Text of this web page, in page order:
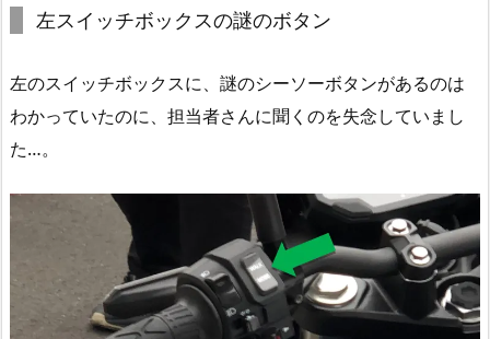
左スイッチボックスの謎のボタン
左のスイッチボックスに、謎のシーソーボタンがあるのは
わかっていたのに、担当者さんに聞くのを失念していまし
た…。